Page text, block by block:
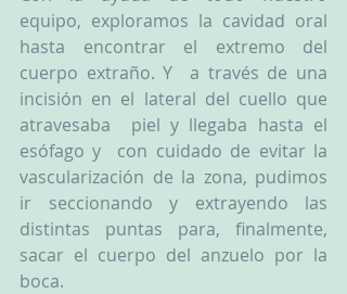
equipo, exploramos la cavidad oral
hasta encontrar el extremo del
cuerpo extraño. Y  a través de una
incisión en el lateral del cuello que
atravesaba  piel y llegaba hasta el
esófago y  con cuidado de evitar la
vascularización de la zona, pudimos
ir seccionando y extrayendo las
distintas puntas para, finalmente,
sacar el cuerpo del anzuelo por la
boca.